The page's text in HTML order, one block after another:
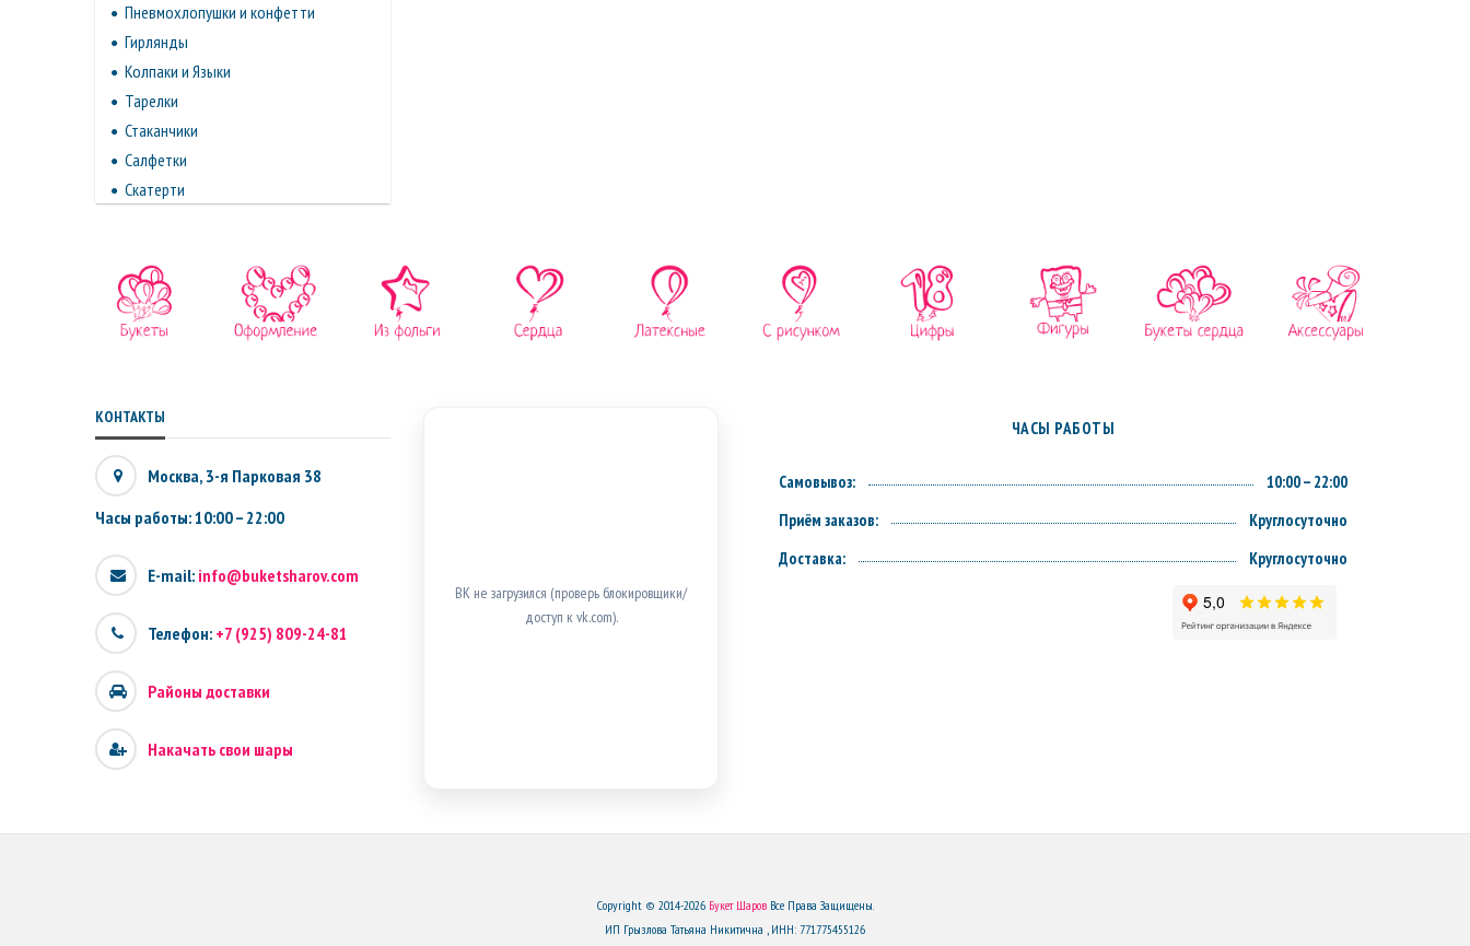
Пневмохлопушки и конфетти
Гирлянды
Колпаки и Языки
Тарелки
Стаканчики
Салфетки
Скатерти
КОНТАКТЫ
Москва, 3-я Парковая 38
Часы работы: 10:00 – 22:00
E-mail: info@buketsharov.com
Телефон: +7 (925) 809-24-81
Районы доставки
Накачать свои шары
ВК не загрузился (проверь блокировщики/
доступ к vk.com).
ЧАСЫ РАБОТЫ
Самовывоз:
10:00 – 22:00
Приём заказов:
Круглосуточно
Доставка:
Круглосуточно
Copyright © 2014-2026 Букет ШаровВсе Права Защищены.
ИП Грызлова Татьяна Никитична , ИНН: 771775455126